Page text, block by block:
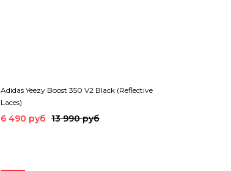
Adidas Yeezy Boost 350 V2 Black (Reflective
Laces)
6 490 руб 13 990 руб